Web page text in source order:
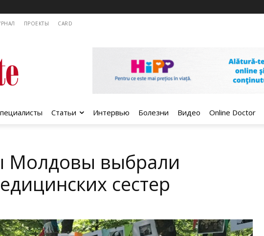
ПРОЕКТЫ CARD
Статьи Интервью Болезни Видео Оnline Doctor
Молдовы выбрали
сестер